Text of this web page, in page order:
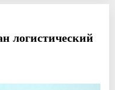
логистический